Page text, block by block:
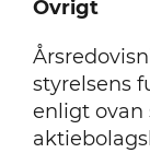
Övrigt
styrelsens
enligt ovan